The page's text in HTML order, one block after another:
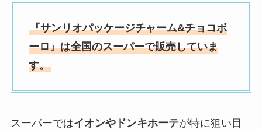
『サンリオパッケージチャーム&チョコボ
ーロ』は全国のスーパーで販売していま
す。
スーパーではイオンやドンキホーテが特に狙い目